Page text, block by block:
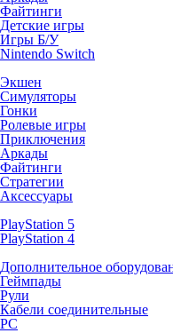
Файтинги
Детские игры
Игры Б/У
Nintendo Switch
Экшен
Симуляторы
Гонки
Ролевые игры
Приключения
Аркады
Файтинги
Стратегии
Аксессуары
PlayStation 5
PlayStation 4
Дополнительное
Геймпады
Рули
Кабели соединительные
PC